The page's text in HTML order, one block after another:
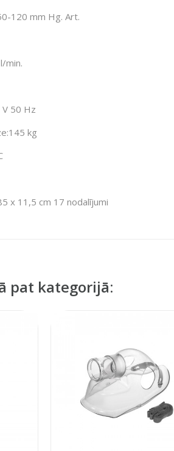
120 mm Hg. Art.
min.
50 Hz
kg
x 11,5 cm 17 nodalījumi
pat kategorijā: